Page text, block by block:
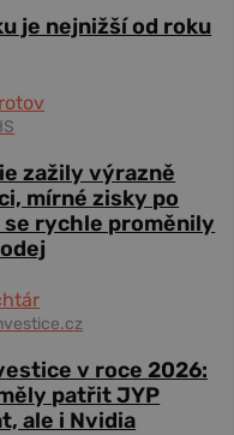
je nejnižší od roku
zažily výrazně
mírné zisky po
rychle proměnily
v roce 2026:
patřit JYP
ale i Nvidia